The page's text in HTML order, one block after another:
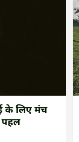
के लिए मंच
पहल